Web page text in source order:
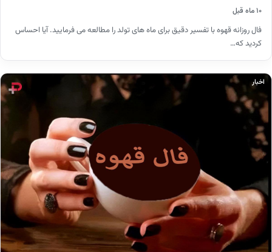
۱۰ ماه قبل
فال روزانه قهوه با تفسیر دقیق برای ماه های تولد را مطالعه می فرمایید. آیا احساس
کردید که…
اخبار